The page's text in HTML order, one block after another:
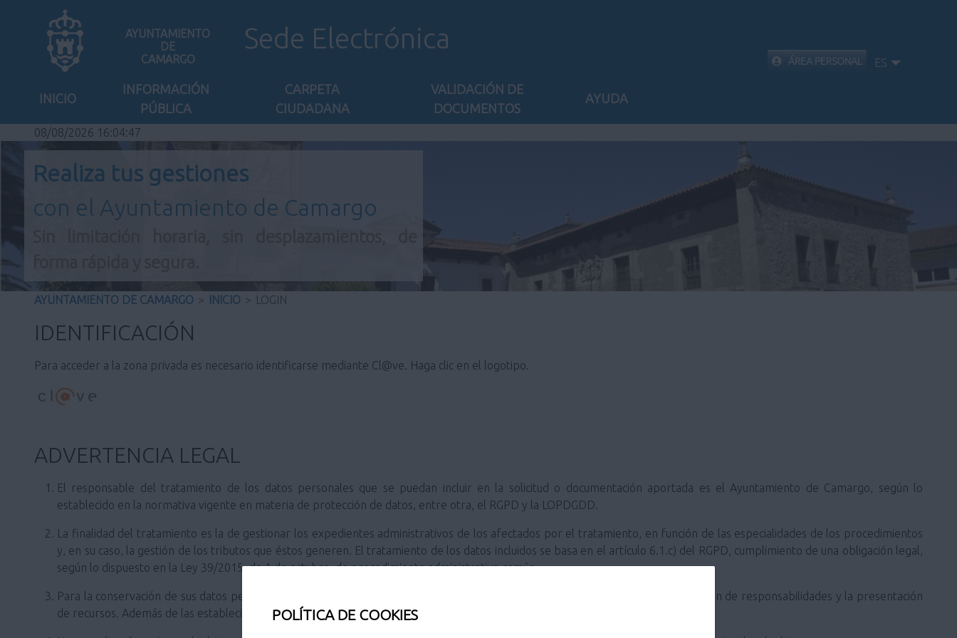
POLÍTICA DE COOKIES
AYUNTAMIENTO
DE
CAMARGO
Sede Electrónica
INICIO
INFORMACIÓN
PÚBLICA
CARPETA
CIUDADANA
VALIDACIÓN DE
DOCUMENTOS
AYUDA
ÁREA PERSONAL ES
08/08/2026 16:04:47
Realiza tus gestiones
con el Ayuntamiento de Camargo
AYUNTAMIENTO DE CAMARGO > INICIO > LOGIN
IDENTIFICACIÓN
Para acceder a la zona privada es necesario identificarse mediante Cl@ve. Haga clic en el logotipo.
ADVERTENCIA LEGAL
El responsable del tratamiento de los datos personales que se puedan incluir en la solicitud o documentación aportada es el Ayuntamiento de Camargo, según lo
establecido en la normativa vigente en materia de protección de datos, entre otra, el RGPD y la LOPDGDD.
La finalidad del tratamiento es la de gestionar los expedientes administrativos de los afectados por el tratamiento, en función de las especialidades de los procedimientos
y, en su caso, la gestión de los tributos que éstos generen. El tratamiento de los datos incluidos se basa en el artículo 6.1.c) del RGPD, cumplimiento de una obligación legal,
según lo dispuesto en la Ley 39/2015, de 1 de octubre, de procedimiento administrativo común.
Para la conservación de sus datos personales se tendrá en cuenta lo previsto por la legislación aplicable respecto a la prescripción de responsabilidades y la presentación
de recursos. Además de las establecidas para el archivo de documentos.